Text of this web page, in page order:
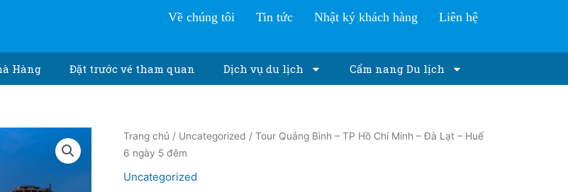
Về chúng tôi Tin tức Nhật ký khách hàng Liên hệ
Hàng Đặt trước vé tham quan Dịch vụ du lịch Cẩm nang Du lịch
Trang chủ / Uncategorized / Tour Quảng Bình – TP Hồ Chí Minh – Đà Lạt – Huế
6 ngày 5 đêm
Uncategorized
Tour
Quảng